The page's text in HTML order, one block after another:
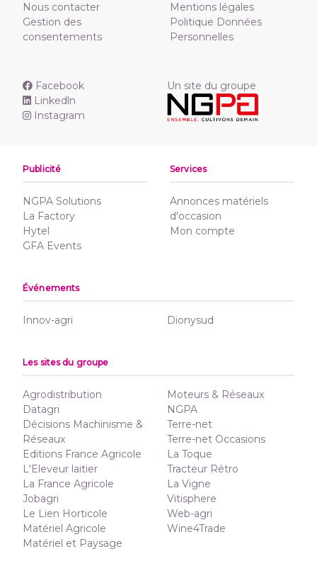
Nous contacter
Gestion des
consentements
Mentions légales
Politique Données
Personnelles
Facebook
Linkedln
Instagram
Un site du groupe
Publicité
NGPA Solutions
La Factory
Hytel
GFA Events
Services
Annonces matériels
d'occasion
Mon compte
Événements
Innov-agri Dionysud
Les sites du groupe
Agrodistribution
Datagri
Décisions Machinisme &
Réseaux
Editions France Agricole
L'Eleveur laitier
La France Agricole
Jobagri
Le Lien Horticole
Matériel Agricole
Matériel et Paysage
Moteurs & Réseaux
NGPA
Terre-net
Terre-net Occasions
La Toque
Tracteur Rétro
La Vigne
Vitisphere
Web-agri
Wine4Trade